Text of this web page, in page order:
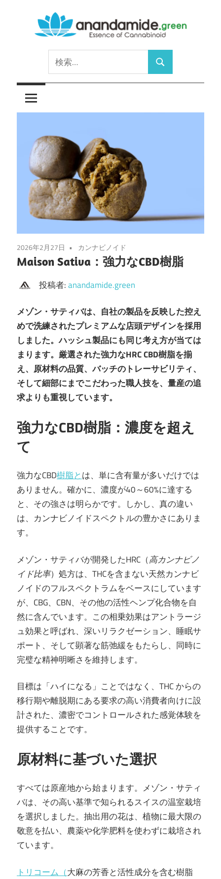
anandamide.green
Cannabinoid
索:
検
索
2026年2月27日 カンナビノイド
Maison Sativa：強力なCBD樹脂
投稿者:anandamide.green
メゾン・サティバは、自社の製品を反映した控え
めで洗練されたプレミアムな店頭デザインを採用
しました。ハッシュ製品にも同じ考え方が当ては
まります。厳選された強力なHRC CBD樹脂を揃
え、原材料の品質、バッチのトレーサビリティ、
そして細部にまでこだわった職人技を、量産の追
求よりも重視しています。
強力なCBD樹脂：濃度を超え
て
強力なCBD樹脂とは、単に含有量が多いだけでは
ありません。確かに、濃度が40～60%に達する
と、その強さは明らかです。しかし、真の違い
は、カンナビノイドスペクトルの豊かさにありま
す。
メゾン・サティバが開発したHRC（高カンナビノ
イド比率）処方は、THCを含まない天然カンナビ
ノイドのフルスペクトラムをベースにしています
が、CBG、CBN、その他の活性ヘンプ化合物を自
然に含んでいます。この相乗効果はアントラージ
ュ効果と呼ばれ、深いリラクゼーション、睡眠サ
ポート、そして顕著な筋弛緩をもたらし、同時に
完璧な精神明晰さを維持します。
目標は「ハイになる」ことではなく、THC からの
移行期や離脱期にある要求の高い消費者向けに設
計された、濃密でコントロールされた感覚体験を
提供することです。
原材料に基づいた選択
すべては原産地から始まります。メゾン・サティ
バは、その高い基準で知られるスイスの温室栽培
を選択しました。抽出用の花は、植物に最大限の
敬意を払い、農薬や化学肥料を使わずに栽培され
ています。
トリコーム（大麻の芳香と活性成分を含む樹脂